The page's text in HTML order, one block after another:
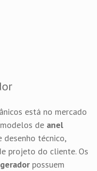
está no mercado
de anel
técnico,
projeto do cliente. Os
possuem